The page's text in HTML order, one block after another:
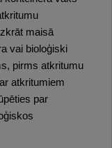
maisā
vai bioloģiski
pirms atkritumu
atkritumiem
par